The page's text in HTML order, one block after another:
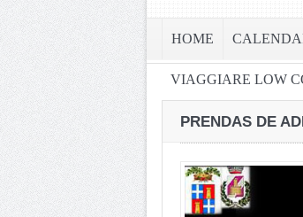
HOME
VIAGGIARE LOW
PRENDAS DE